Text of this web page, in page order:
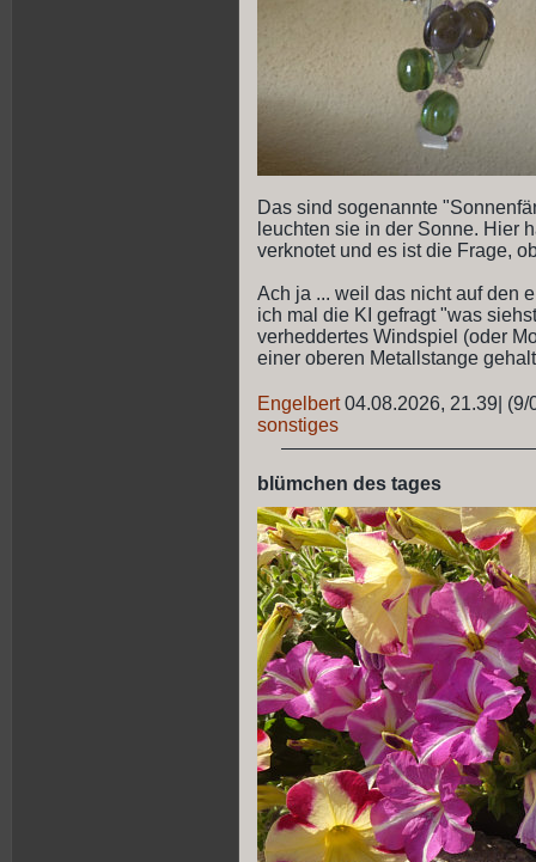
Das sind sogenannte
leuchten sie in der Sonne. Hier
verknotet und es ist die Frage,
Ach ja ... weil das nicht auf den
ich mal die KI gefragt "was
verheddertes Windspiel (oder
einer oberen Metallstange
Engelbert 04.08.2026, 21.39 (9/
sonstiges
blümchen des tages